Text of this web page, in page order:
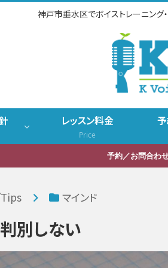
神戸市垂水区でボイストレーニング
レッスン料金
Price
予約／お問合わ
Tips マインド
判別しない